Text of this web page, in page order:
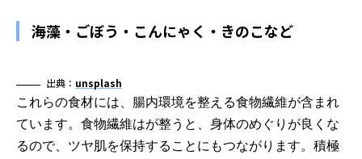
海藻・ごぼう・こんにゃく・きのこなど
出典： unsplash
これらの食材には、腸内環境を整える食物繊維が含まれ
ています。食物繊維はが整うと、身体のめぐりが良くな
るので、ツヤ肌を保持することにもつながります。積極